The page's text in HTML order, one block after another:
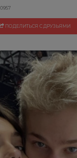
ПОДЕЛИТЬСЯ С ДРУЗЬЯМИ